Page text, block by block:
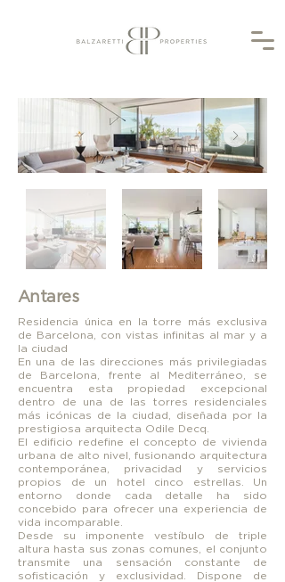
Antares
Residencia única en la torre más exclusiva
de Barcelona, con vistas infinitas al mar y a
la ciudad
En una de las direcciones más privilegiadas
de Barcelona, frente al Mediterráneo, se
encuentra esta propiedad excepcional
dentro de una de las torres residenciales
más icónicas de la ciudad, diseñada por la
prestigiosa arquitecta Odile Decq.
El edificio redefine el concepto de vivienda
urbana de alto nivel, fusionando arquitectura
contemporánea, privacidad y servicios
propios de un hotel cinco estrellas. Un
entorno donde cada detalle ha sido
concebido para ofrecer una experiencia de
vida incomparable.
Desde su imponente vestíbulo de triple
altura hasta sus zonas comunes, el conjunto
transmite una sensación constante de
sofisticación y exclusividad. Dispone de